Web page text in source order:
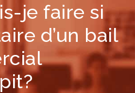
je faire si
d’un bail